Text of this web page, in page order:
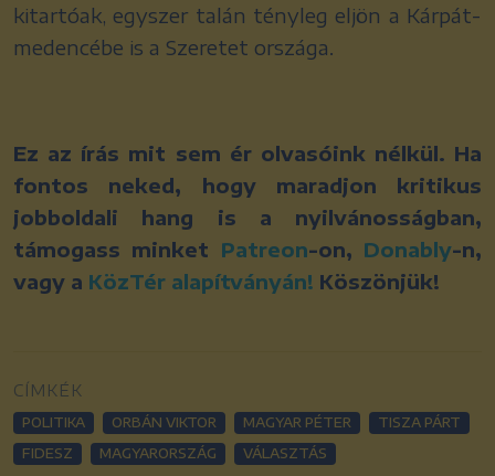
kitartóak, egyszer talán tényleg eljön a Kárpát-
medencébe is a Szeretet országa.
Ez az írás mit sem ér olvasóink nélkül. Ha
fontos neked, hogy maradjon kritikus
jobboldali hang is a nyilvánosságban,
támogass minket Patreon-on, Donably-n,
vagy a KözTér alapítványán! Köszönjük!
CÍMKÉK
POLITIKA ORBÁN VIKTOR MAGYAR PÉTER
TISZA PÁRT
FIDESZ
MAGYARORSZÁG VÁLASZTÁS